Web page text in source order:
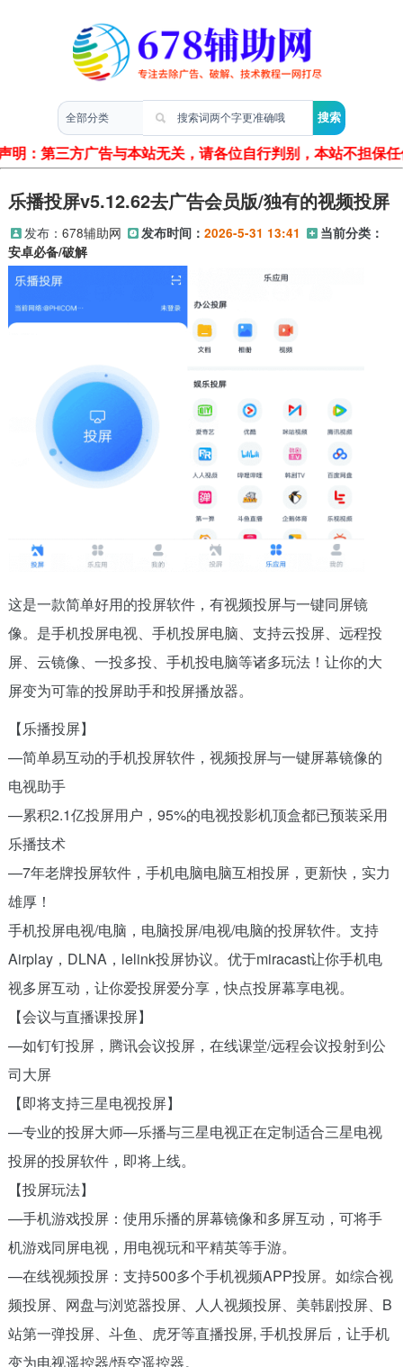
明：第三方广告与本站无关，请各位自行判别，本站不担保
乐播投屏v5.12.62去广告会员版/独有的视频投屏
发布： 678辅助网 发布时间： 2026-5-31 13:41
当前分类：
安卓必备/破解
这是一款简单好用的投屏软件，有视频投屏与一键同屏镜
像。是手机投屏电视、手机投屏电脑、支持云投屏、远程投
屏、云镜像、一投多投、手机投电脑等诸多玩法！让你的大
屏变为可靠的投屏助手和投屏播放器。
【乐播投屏】
—简单易互动的手机投屏软件，视频投屏与一键屏幕镜像的
电视助手
—累积2.1亿投屏用户，95%的电视投影机顶盒都已预装采用
乐播技术
—7年老牌投屏软件，手机电脑电脑互相投屏，更新快，实力
雄厚！
手机投屏电视/电脑，电脑投屏/电视/电脑的投屏软件。支持
Airplay，DLNA，lelink投屏协议。优于miracast让你手机电
视多屏互动，让你爱投屏爱分享，快点投屏幕享电视。
【会议与直播课投屏】
—如钉钉投屏，腾讯会议投屏，在线课堂/远程会议投射到公
司大屏
【即将支持三星电视投屏】
—专业的投屏大师—乐播与三星电视正在定制适合三星电视
投屏的投屏软件，即将上线。
【投屏玩法】
—手机游戏投屏：使用乐播的屏幕镜像和多屏互动，可将手
机游戏同屏电视，用电视玩和平精英等手游。
—在线视频投屏：支持500多个手机视频APP投屏。如综合视
频投屏、网盘与浏览器投屏、人人视频投屏、美韩剧投屏、B
站第一弹投屏、斗鱼、虎牙等直播投屏, 手机投屏后，让手机
变为电视遥控器/悟空遥控器。